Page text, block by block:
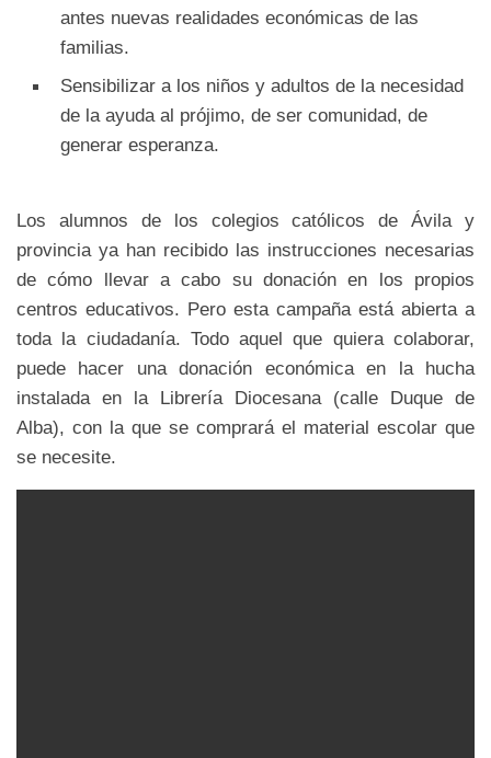
antes nuevas realidades económicas de las
familias.
Sensibilizar a los niños y adultos de la necesidad
de la ayuda al prójimo, de ser comunidad, de
generar esperanza.
Los alumnos de los colegios católicos de Ávila y
provincia ya han recibido las instrucciones necesarias
de cómo llevar a cabo su donación en los propios
centros educativos. Pero esta campaña está abierta a
toda la ciudadanía. Todo aquel que quiera colaborar,
puede hacer una donación económica en la hucha
instalada en la Librería Diocesana (calle Duque de
Alba), con la que se comprará el material escolar que
se necesite.